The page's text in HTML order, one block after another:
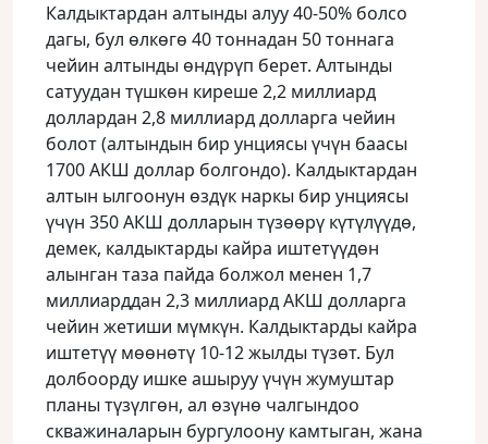
Калдыктардан алтынды алуу 40-50% болсо
дагы, бул өлкөгө 40 тоннадан 50 тоннага
чейин алтынды өндүрүп берет. Алтынды
сатуудан түшкөн киреше 2,2 миллиард
доллардан 2,8 миллиард долларга чейин
болот (алтындын бир унциясы үчүн баасы
1700 АКШ доллар болгондо). Калдыктардан
алтын ылгоонун өздүк наркы бир унциясы
үчүн 350 АКШ долларын түзөөрү күтүлүүдө,
демек, калдыктарды кайра иштетүүдөн
алынган таза пайда болжол менен 1,7
миллиарддан 2,3 миллиард АКШ долларга
чейин жетиши мүмкүн. Калдыктарды кайра
иштетүү мөөнөтү 10-12 жылды түзөт. Бул
долбоорду ишке ашыруу үчүн жумуштар
планы түзүлгөн, ал өзүнө чалгындоо
скважиналарын бургулоону камтыган, жана